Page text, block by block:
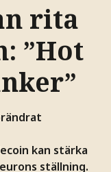
rita
”Hot
kan stärka
ställning.